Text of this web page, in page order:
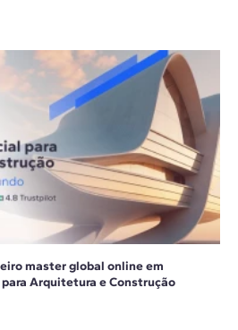
master global online em
Arquitetura e Construção